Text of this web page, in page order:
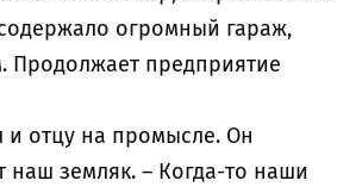
огромный гараж,
Продолжает предприятие
и отцу на промысле. Он
наш земляк. – Когда-то наши